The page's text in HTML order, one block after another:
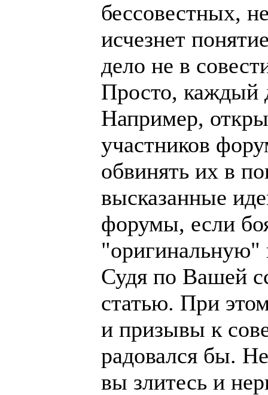
бессовестных,
исчезнет
дело не в
Просто, каждый
Например,
участников
обвинять их в
высказанные
форумы, если
"оригинальную"
Судя по Вашей
статью. При
и призывы к
радовался бы.
вы злитесь и